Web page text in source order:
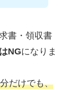
書・領収書
NGになりま
だけでも、